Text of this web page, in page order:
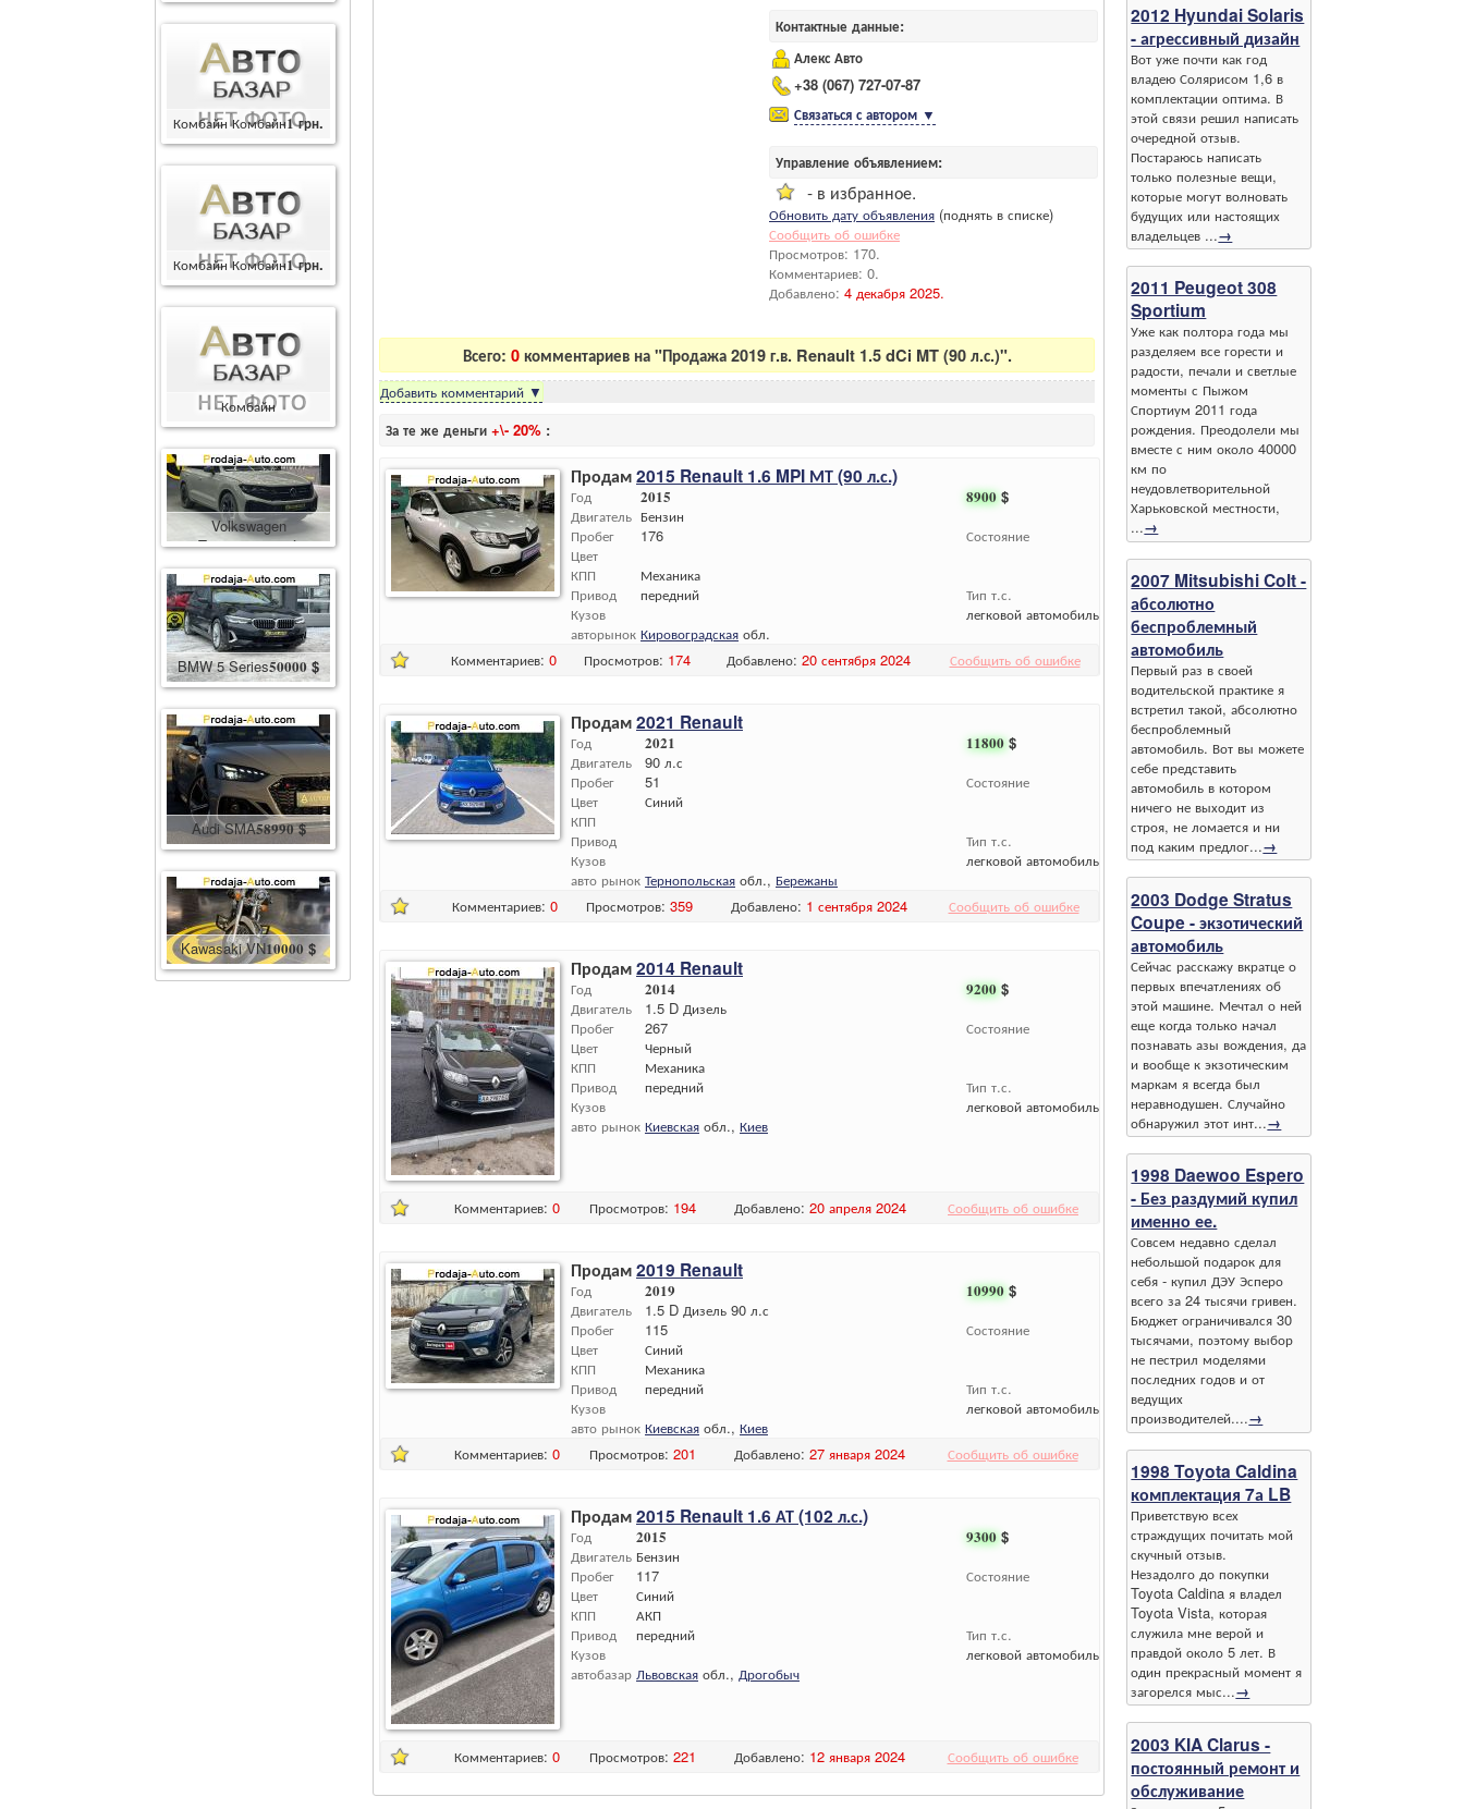
Комбайн Комбайн1 грн.
Комбайн Комбайн1 грн.
Комбайн
Комбайн400000 грн.
Volkswagen
Touareg86600 $
BMW 5 Series50000 $
Audi SMA58990 $
Kawasaki VN10000 $
Контактные данные:
Алекс Авто
+38 (067) 727-07-87
Связаться с автором ▼
Управление объявлением:
- в избранное.
Обновить дату объявления (поднять в списке)
Сообщить об ошибке
Просмотров: 170.
Комментариев: 0.
Добавлено: 4 декабря 2025.
Всего: 0 комментариев на "Продажа 2019 г.в. Renault 1.5 dCi MT (90 л.с.)".
Добавить комментарий ▼
За те же деньги +\- 20% :
Продам2015 Renault 1.6 MPI МТ (90 л.с.)
8900 $
Состояние
Тип т.с.
легковой автомобиль
Год
Двигатель
Пробег
Цвет
КПП
Привод
Кузов
авторынок
2015
Бензин
176
Механика
передний
Кировоградская обл.
Комментариев: 0 Просмотров: 174 Добавлено: 20 сентября 2024 Сообщить об ошибке
Продам2021 Renault
11800 $
Состояние
Тип т.с.
легковой автомобиль
Год
Двигатель
Пробег
Цвет
КПП
Привод
Кузов
авто рынок
2021
90 л.с
51
Синий
Тернопольская обл., Бережаны
Комментариев: 0 Просмотров: 359 Добавлено: 1 сентября 2024 Сообщить об ошибке
Продам2014 Renault
9200 $
Состояние
Тип т.с.
легковой автомобиль
Год
Двигатель
Пробег
Цвет
КПП
Привод
Кузов
авто рынок
2014
1.5 D Дизель
267
Черный
Механика
передний
Киевская обл., Киев
Комментариев: 0 Просмотров: 194 Добавлено: 20 апреля 2024 Сообщить об ошибке
Продам2019 Renault
10990 $
Состояние
Тип т.с.
легковой автомобиль
Год
Двигатель
Пробег
Цвет
КПП
Привод
Кузов
авто рынок
2019
1.5 D Дизель 90 л.с
115
Синий
Механика
передний
Киевская обл., Киев
Комментариев: 0 Просмотров: 201 Добавлено: 27 января 2024 Сообщить об ошибке
Продам2015 Renault 1.6 АТ (102 л.с.)
9300 $
Состояние
Тип т.с.
легковой автомобиль
Год
Двигатель
Пробег
Цвет
КПП
Привод
Кузов
автобазар
2015
Бензин
117
Синий
АКП
передний
Львовская обл., Дрогобыч
Комментариев: 0 Просмотров: 221 Добавлено: 12 января 2024 Сообщить об ошибке
2012 Hyundai Solaris
- агрессивный дизайн
Вот уже почти как год
владею Солярисом 1,6 в
комплектации оптима. В
этой связи решил написать
очередной отзыв.
Постараюсь написать
только полезные вещи,
которые могут волновать
будущих или настоящих
владельцев ...→
2011 Peugeot 308
Sportium
Уже как полтора года мы
разделяем все горести и
радости, печали и светлые
моменты с Пыжом
Спортиум 2011 года
рождения. Преодолели мы
вместе с ним около 40000
км по
неудовлетворительной
Харьковской местности,
...→
2007 Mitsubishi Colt -
абсолютно
беспроблемный
автомобиль
Первый раз в своей
водительской практике я
встретил такой, абсолютно
беспроблемный
автомобиль. Вот вы можете
себе представить
автомобиль в котором
ничего не выходит из
строя, не ломается и ни
под каким предлог...→
2003 Dodge Stratus
Coupe - экзотический
автомобиль
Сейчас расскажу вкратце о
первых впечатлениях об
этой машине. Мечтал о ней
еще когда только начал
познавать азы вождения, да
и вообще к экзотическим
маркам я всегда был
неравнодушен. Случайно
обнаружил этот инт...→
1998 Daewoo Espero
- Без раздумий купил
именно ее.
Совсем недавно сделал
небольшой подарок для
себя - купил ДЭУ Эсперо
всего за 24 тысячи гривен.
Бюджет ограничивался 30
тысячами, поэтому выбор
не пестрил моделями
последних годов и от
ведущих
производителей....→
1998 Toyota Caldina
комплектация 7а LB
Приветствую всех
страждущих почитать мой
скучный отзыв.
Незадолго до покупки
Toyota Caldina я владел
Toyota Vista, которая
служила мне верой и
правдой около 5 лет. В
один прекрасный момент я
загорелся мыс...→
2003 KIA Clarus -
постоянный ремонт и
обслуживание